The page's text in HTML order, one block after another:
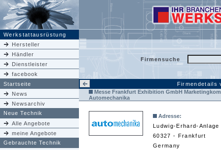
Werkstattausrüstung
Hersteller
Händler
Dienstleister
facebook
Firmensuche
Startseite
Firmendetails
News
Newsarchiv
Neue Technik
Alle Angebote
meine Angebote
Gebrauchte Technik
Messe Frankfurt Exhibition GmbH
Automechanika
Adresse:
Ludwig-Erhard-Anlage
60327 - Frankfurt
Germany